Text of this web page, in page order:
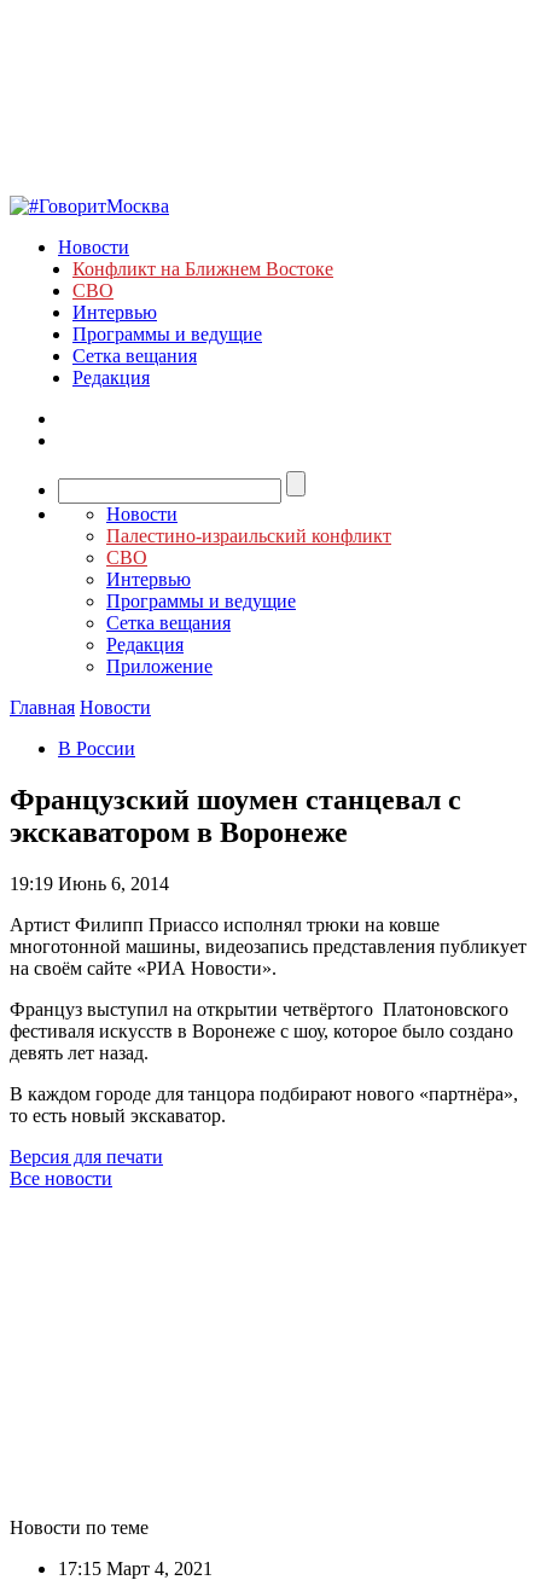
Новости
Конфликт на Ближнем Востоке
СВО
Интервью
Программы и ведущие
Сетка вещания
Редакция
Новости
Палестино-израильский конфликт
СВО
Интервью
Программы и ведущие
Сетка вещания
Редакция
Приложение
Главная Новости
В России
Французский шоумен станцевал с
экскаватором в Воронеже
19:19 Июнь 6, 2014
Артист Филипп Приассо исполнял трюки на ковше
многотонной машины, видеозапись представления публикует
на своём сайте «РИА Новости».
Француз выступил на открытии четвёртого Платоновского
фестиваля искусств в Воронеже с шоу, которое было создано
девять лет назад.
В каждом городе для танцора подбирают нового «партнёра»,
то есть новый экскаватор.
Версия для печати
Все новости
Новости по теме
17:15 Март 4, 2021